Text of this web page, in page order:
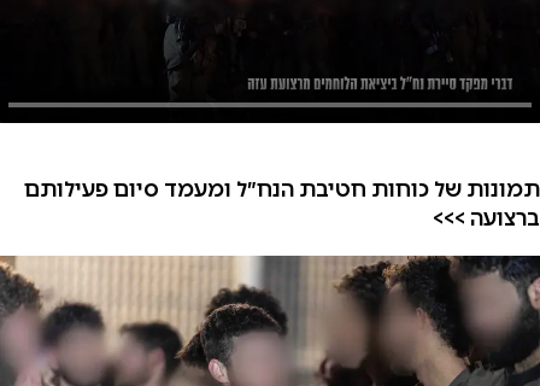
תמונות של כוחות חטיבת הנח״ל ומעמד סיום פעילותם
ברצועה >>>